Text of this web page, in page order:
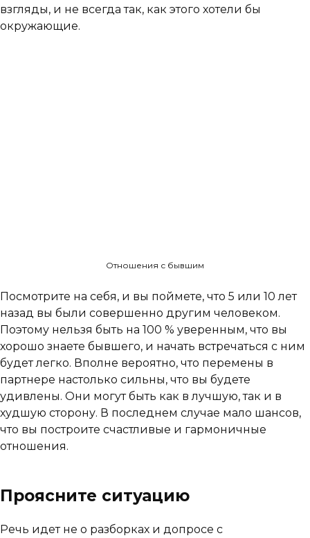
взгляды, и не всегда так, как этого хотели бы
окружающие.
Отношения с бывшим
Посмотрите на себя, и вы поймете, что 5 или 10 лет
назад вы были совершенно другим человеком.
Поэтому нельзя быть на 100 % уверенным, что вы
хорошо знаете бывшего, и начать встречаться с ним
будет легко. Вполне вероятно, что перемены в
партнере настолько сильны, что вы будете
удивлены. Они могут быть как в лучшую, так и в
худшую сторону. В последнем случае мало шансов,
что вы построите счастливые и гармоничные
отношения.
Проясните ситуацию
Речь идет не о разборках и допросе с